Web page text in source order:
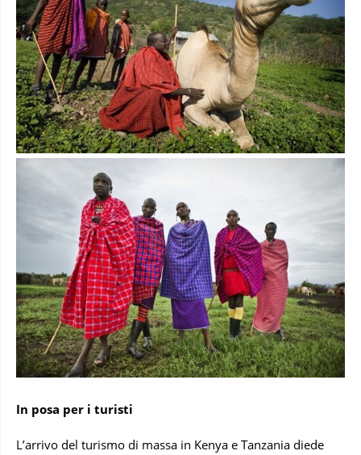
In posa per i turisti
L’arrivo del turismo di massa in Kenya e Tanzania diede